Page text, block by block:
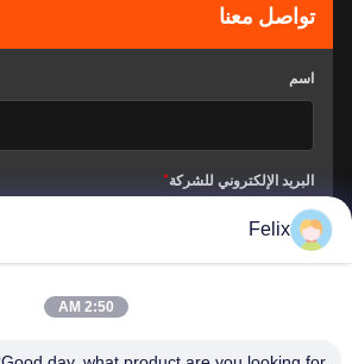
تواصل معنا
اسم
البريد الإلكتروني للشركة*
Felix
2:50 AM